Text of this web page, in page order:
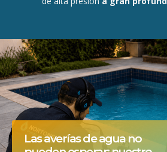
Las averías de agua no